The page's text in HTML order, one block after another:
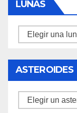
LUNAS
Lunas
ASTEROIDES
Asteroides